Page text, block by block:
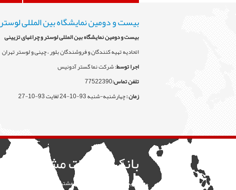
بیست و دومین نمایشگاه بین المللی
بیست و دومین نمایشگاه بین المللی لوستر و چراغهای تزیینی
اتحادیه تهیه کنندگان و فروشندگان بلور ، چینی و لوستر تهران
اجرا توسط: شرکت نما گستر آدونیس
تلفن تماس:77522390
زمان :چهارشنبه-شنبه 93-10-24 لغایت 93-10-27
بانک اطلاعات مشاغل
با بیش از 64 هزار گروه شغلی مشتریان خود را در سطح 31 استان و 368 شهرستان بیابید